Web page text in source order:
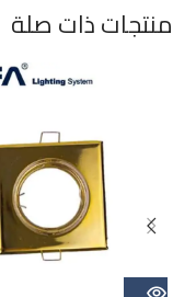
منتجات ذات صلة